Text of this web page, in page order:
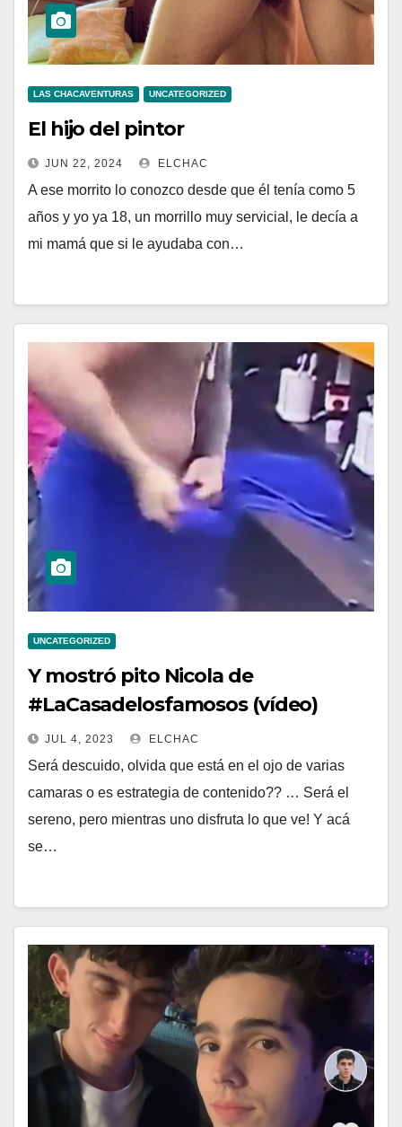
LAS CHACAVENTURAS UNCATEGORIZED
El hijo del pintor
JUN 22, 2024 ELCHAC
A ese morrito lo conozco desde que él tenía como 5
años y yo ya 18, un morrillo muy servicial, le decía a
mi mamá que si le ayudaba con…
UNCATEGORIZED
Y mostró pito Nicola de
#LaCasadelosfamosos (vídeo)
JUL 4, 2023 ELCHAC
Será descuido, olvida que está en el ojo de varias
camaras o es estrategia de contenido?? … Será el
sereno, pero mientras uno disfruta lo que ve! Y acá
se…